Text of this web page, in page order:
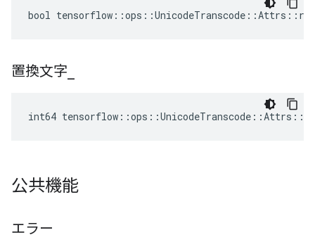
bool
置換文字
int64
公共機能
エラー